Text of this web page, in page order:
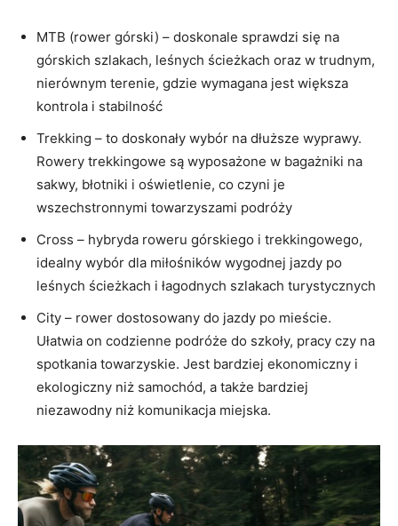
MTB (rower górski) – doskonale sprawdzi się na
górskich szlakach, leśnych ścieżkach oraz w trudnym,
nierównym terenie, gdzie wymagana jest większa
kontrola i stabilność
Trekking – to doskonały wybór na dłuższe wyprawy.
Rowery trekkingowe są wyposażone w bagażniki na
sakwy, błotniki i oświetlenie, co czyni je
wszechstronnymi towarzyszami podróży
Cross – hybryda roweru górskiego i trekkingowego,
idealny wybór dla miłośników wygodnej jazdy po
leśnych ścieżkach i łagodnych szlakach turystycznych
City – rower dostosowany do jazdy po mieście.
Ułatwia on codzienne podróże do szkoły, pracy czy na
spotkania towarzyskie. Jest bardziej ekonomiczny i
ekologiczny niż samochód, a także bardziej
niezawodny niż komunikacja miejska.